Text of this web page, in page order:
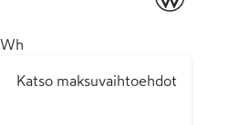
Katso maksuvaihtoehdot